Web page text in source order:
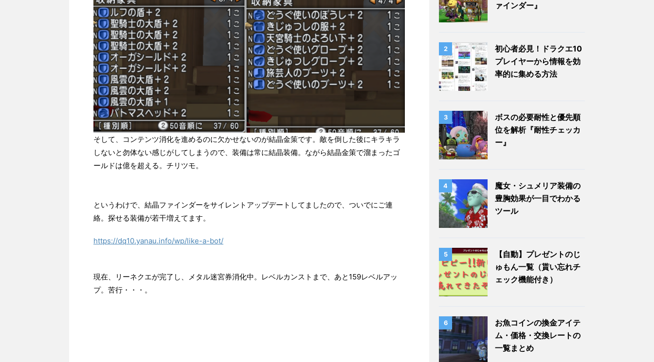
そして、コンテンツ消化を進めるのに欠かせないのが結晶金策です。敵を倒した後にキラキラ
しないと勿体ない感じがしてしまうので、装備は常に結晶装備。ながら結晶金策で溜まったゴ
ールドは億を超える。チリツモ。
というわけで、結晶ファインダーをサイレントアップデートしてましたので、ついでにご連
絡。探せる装備が若干増えてます。
https://dq10.yanau.info/wp/like-a-bot/
現在、リーネクエが完了し、メタル迷宮券消化中。レベルカンストまで、あと159レベルアッ
プ。苦行・・・。
ァインダー』
2
初心者必見！ドラクエ10
プレイヤーから情報を効
率的に集める方法
3
ボスの必要耐性と優先順
位を解析『耐性チェッカ
ー』
4
魔女・シュメリア装備の
豊胸効果が一目でわかる
ツール
5
【自動】プレゼントのじ
ゅもん一覧（貰い忘れチ
ェック機能付き）
6
お魚コインの換金アイテ
ム・価格・交換レートの
一覧まとめ